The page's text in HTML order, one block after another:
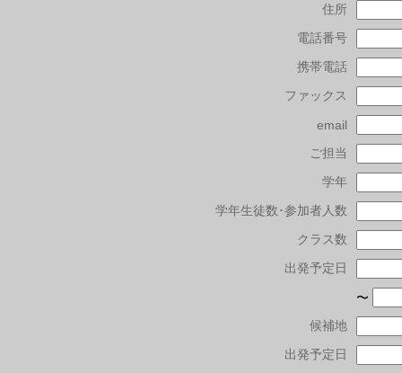
住所
電話番号
携帯電話
ファックス
email
ご担当
学年
学年生徒数･参加者人数
クラス数
出発予定日
〜
候補地
出発予定日